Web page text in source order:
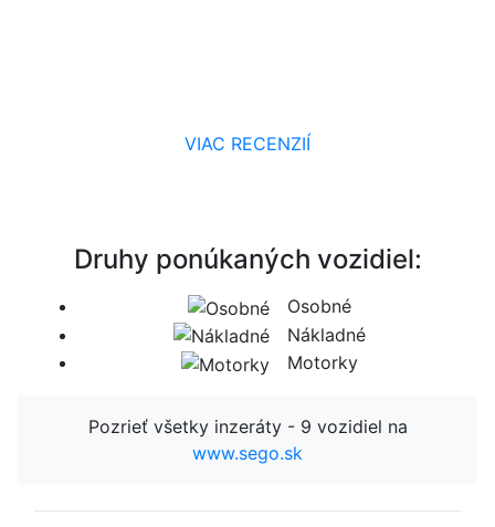
VIAC RECENZIÍ
Druhy ponúkaných vozidiel:
Osobné
Nákladné
Motorky
Pozrieť všetky inzeráty - 9 vozidiel na
www.sego.sk